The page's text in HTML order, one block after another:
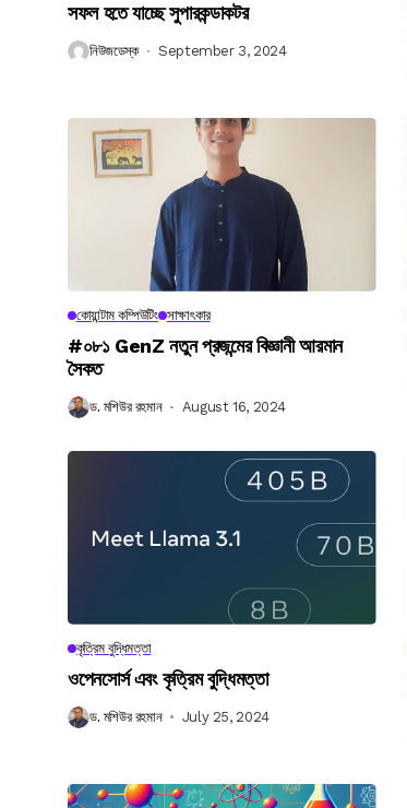
সফল হতে যাচ্ছে সুপারকন্ডাকটর
নিউজডেস্ক September 3, 2024
কোয়ান্টাম কম্পিউটিং সাক্ষাৎকার
#০৮১ GenZ নতুন প্রজন্মের বিজ্ঞানী আরমান
সৈকত
ড. মশিউর রহমান August 16, 2024
কৃত্রিম বুদ্ধিমত্তা
ওপেনসোর্স এবং কৃত্রিম বুদ্ধিমত্তা
ড. মশিউর রহমান July 25, 2024